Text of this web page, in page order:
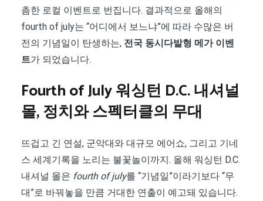
촘한 로컬 이벤트로 번집니다. 결과적으로 올해의
fourth of july는 “어디에서 보느냐”에 따라 수많은 버
전의 기념일이 탄생하는, 전국 동시다발형 메가 이벤
트가 되었습니다.
Fourth of July 워싱턴 D.C. 내셔널
몰, 정치와 스펙터클의 무대
뜨겁고 긴 연설, 군악대와 대규모 에어쇼, 그리고 기네
스 세계기록을 노리는 불꽃놀이까지. 올해 워싱턴 D.C.
내셔널 몰은 fourth of july를 “기념일”이라기보다 “무
대”로 바꿔놓을 만큼 거대한 연출이 예고돼 있습니다.